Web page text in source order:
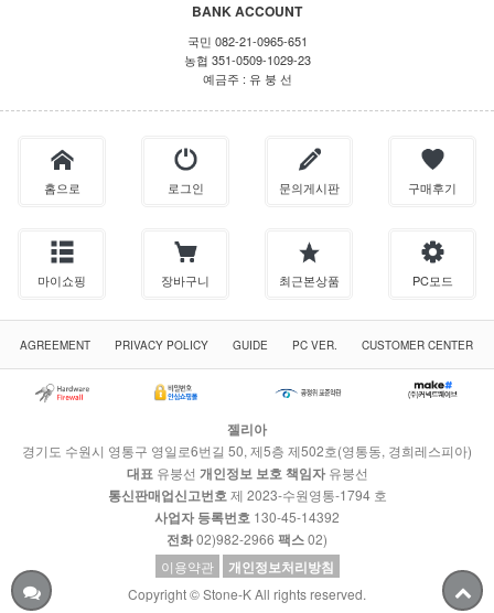
BANK ACCOUNT
국민 082-21-0965-651
농협 351-0509-1029-23
예금주 : 유 붕 선
홈으로 로그인 문의게시판 구매후기
마이쇼핑 장바구니 최근본상품 PC모드
AGREEMENT PRIVACY POLICY GUIDE PC VER. CUSTOMER CENTER
젤리아
경기도 수원시 영통구 영일로6번길 50, 제5층 제502호(영통동, 경희레스피아)
대표 유붕선 개인정보 보호 책임자유붕선
통신판매업신고번호 제 2023-수원영통-1794 호
사업자 등록번호 130-45-14392
전화02)982-2966 팩스02)
이용약관
개인정보처리방침
Copyright © Stone-K All rights reserved.